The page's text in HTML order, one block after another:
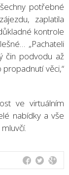
potřebné
zaplatila
kontrole
„Pachateli
čin podvodu až
věci,“
ve virtuálním
nabídky a vše